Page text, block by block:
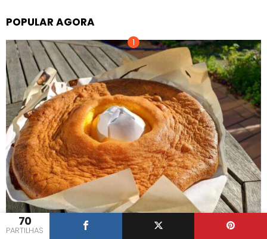
70
PARTILHAS
POPULAR AGORA